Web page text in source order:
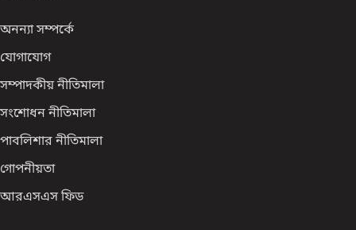
অনন্যা সম্পর্কে
যোগাযোগ
সম্পাদকীয় নীতিমালা
সংশোধন নীতিমালা
পাবলিশার নীতিমালা
গোপনীয়তা
আরএসএস ফিড